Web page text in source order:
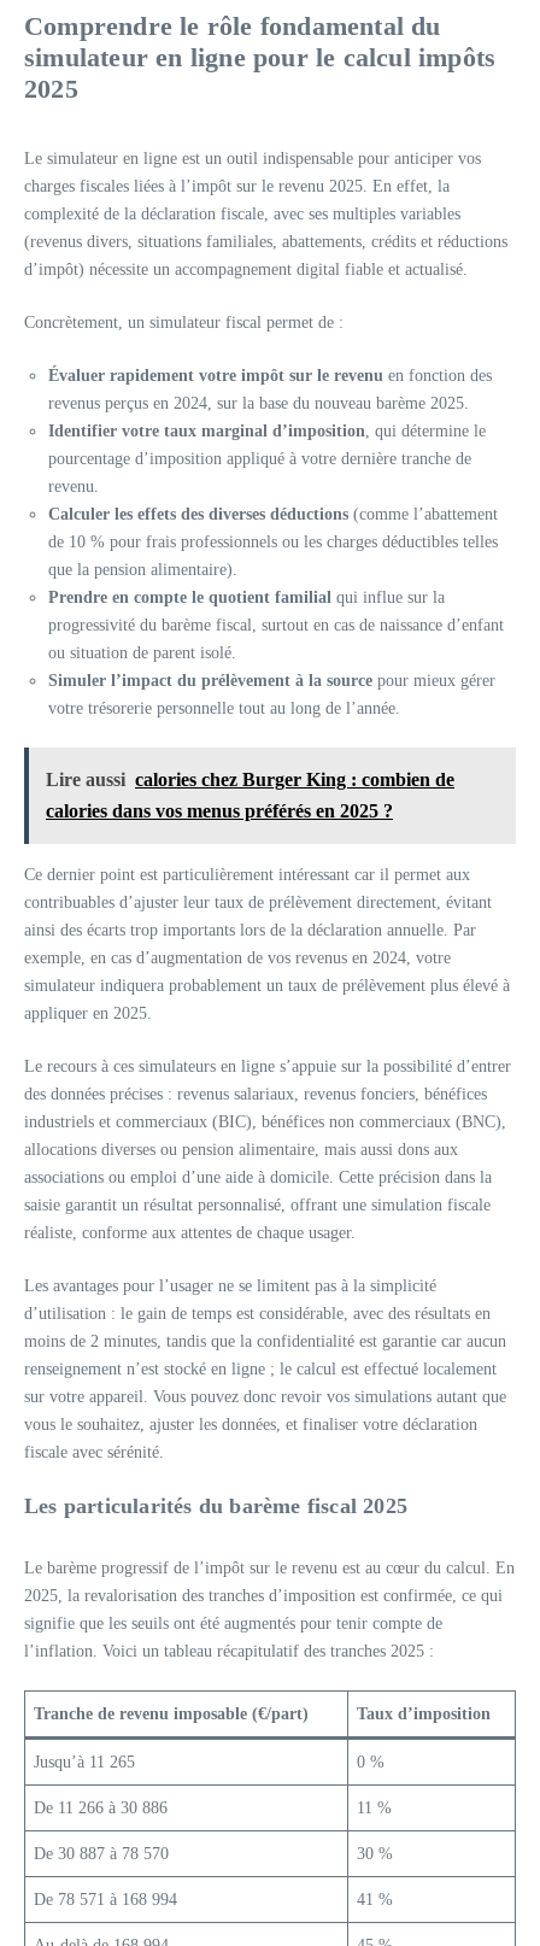
Comprendre le rôle fondamental du
simulateur en ligne pour le calcul impôts
2025
Le simulateur en ligne est un outil indispensable pour anticiper vos
charges fiscales liées à l’impôt sur le revenu 2025. En effet, la
complexité de la déclaration fiscale, avec ses multiples variables
(revenus divers, situations familiales, abattements, crédits et réductions
d’impôt) nécessite un accompagnement digital fiable et actualisé.
Concrètement, un simulateur fiscal permet de :
Évaluer rapidement votre impôt sur le revenu en fonction des
revenus perçus en 2024, sur la base du nouveau barème 2025.
Identifier votre taux marginal d’imposition, qui détermine le
pourcentage d’imposition appliqué à votre dernière tranche de
revenu.
Calculer les effets des diverses déductions (comme l’abattement
de 10 % pour frais professionnels ou les charges déductibles telles
que la pension alimentaire).
Prendre en compte le quotient familial qui influe sur la
progressivité du barème fiscal, surtout en cas de naissance d’enfant
ou situation de parent isolé.
Simuler l’impact du prélèvement à la source pour mieux gérer
votre trésorerie personnelle tout au long de l’année.
Lire aussi calories chez Burger King : combien de
calories dans vos menus préférés en 2025 ?
Ce dernier point est particulièrement intéressant car il permet aux
contribuables d’ajuster leur taux de prélèvement directement, évitant
ainsi des écarts trop importants lors de la déclaration annuelle. Par
exemple, en cas d’augmentation de vos revenus en 2024, votre
simulateur indiquera probablement un taux de prélèvement plus élevé à
appliquer en 2025.
Le recours à ces simulateurs en ligne s’appuie sur la possibilité d’entrer
des données précises : revenus salariaux, revenus fonciers, bénéfices
industriels et commerciaux (BIC), bénéfices non commerciaux (BNC),
allocations diverses ou pension alimentaire, mais aussi dons aux
associations ou emploi d’une aide à domicile. Cette précision dans la
saisie garantit un résultat personnalisé, offrant une simulation fiscale
réaliste, conforme aux attentes de chaque usager.
Les avantages pour l’usager ne se limitent pas à la simplicité
d’utilisation : le gain de temps est considérable, avec des résultats en
moins de 2 minutes, tandis que la confidentialité est garantie car aucun
renseignement n’est stocké en ligne ; le calcul est effectué localement
sur votre appareil. Vous pouvez donc revoir vos simulations autant que
vous le souhaitez, ajuster les données, et finaliser votre déclaration
fiscale avec sérénité.
Les particularités du barème fiscal 2025
Le barème progressif de l’impôt sur le revenu est au cœur du calcul. En
2025, la revalorisation des tranches d’imposition est confirmée, ce qui
signifie que les seuils ont été augmentés pour tenir compte de
l’inflation. Voici un tableau récapitulatif des tranches 2025 :
Tranche de revenu imposable (€/part) Taux d’imposition
Jusqu’à 11 265 0 %
De 11 266 à 30 886 11 %
De 30 887 à 78 570 30 %
De 78 571 à 168 994 41 %